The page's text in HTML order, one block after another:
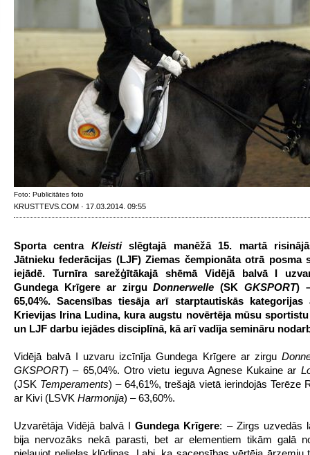
Foto: Publicitātes foto
KRUSTTEVS.COM · 17.03.2014. 09:55
Sporta centra Kleistislēgtajā manēžā 15. martā
Jātnieku federācijas (LJF) Ziemas čempionāta otrā posma
iejādē. Turnīra sarežģītākajā shēmā Vidējā balvā I
Gundega Krīgere ar zirguDonnerwelle (SKGKSPORT)
65,04%. Sacensības tiesāja arī starptautiskās
Krievijas Irina Ludina, kura augstu novērtēja mūsu
un LJF darbu iejādes disciplīnā, kā arī vadīja semināru
Vidējā balvā I uzvaru izcīnīja Gundega Krīgere ar zirgu
GKSPORT) – 65,04%. Otro vietu ieguva Agnese Kukaine ar
(JSK Temperaments) – 64,61%, trešajā vietā ierindojās Terēze
ar Kivi (LSVK Harmonija) – 63,60%.
Uzvarētāja Vidējā balvā IGundega Krīgere: – Zirgs uzvedās
bija nervozāks nekā parasti, bet ar elementiem tikām galā